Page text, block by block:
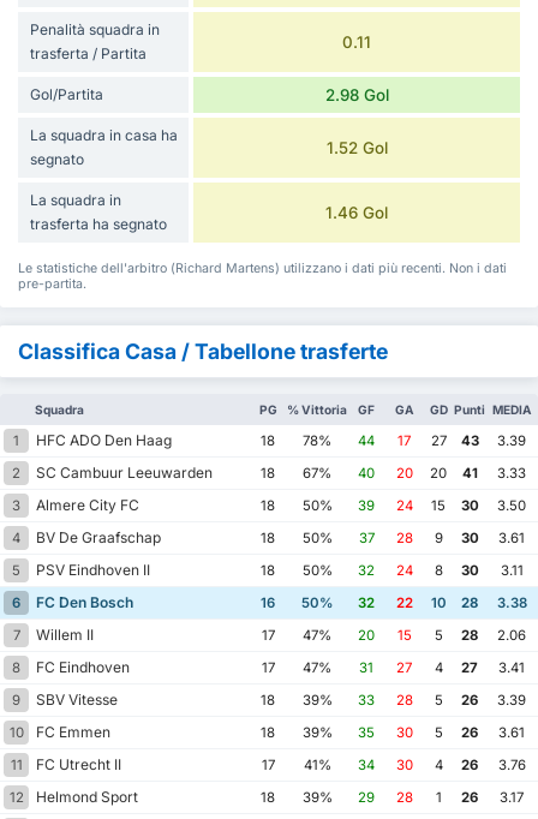
Penalità squadra in
trasferta / Partita
0.11
Gol/Partita 2.98 Gol
La squadra in casa ha
segnato
1.52 Gol
La squadra in
trasferta ha segnato
1.46 Gol
Le statistiche dell'arbitro (Richard Martens) utilizzano i dati più recenti. Non i dati
pre-partita.
Classifica Casa / Tabellone trasferte
Squadra PG % Vittoria GF GA GD Punti MEDIA
1 HFC ADO Den Haag 18 78% 44 17 27 43
3.39
2
SC Cambuur Leeuwarden 18 67% 40 20 20 41
3.33
3
Almere City FC 18 50% 39 24 15 30
3.50
4
BV De Graafschap 18 50% 37 28 9 30
3.61
5
PSV Eindhoven II 18 50% 32 24 8 30
3.11
6
FC Den Bosch 16 50% 32 22 10 28
3.38
7
Willem II 17 47% 20 15 5 28
2.06
8
FC Eindhoven 17 47% 31 27 4 27
3.41
9
SBV Vitesse 18 39% 33 28 5 26
3.39
10
FC Emmen 18 39% 35 30 5 26
3.61
11
FC Utrecht II 17 41% 34 30 4 26
3.76
12
Helmond Sport 18 39% 29 28 1 26
3.17